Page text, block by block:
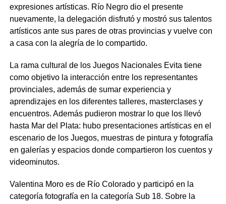
expresiones artísticas. Río Negro dio el presente
nuevamente, la delegación disfrutó y mostró sus talentos
artísticos ante sus pares de otras provincias y vuelve con
a casa con la alegría de lo compartido.
La rama cultural de los Juegos Nacionales Evita tiene
como objetivo la interacción entre los representantes
provinciales, además de sumar experiencia y
aprendizajes en los diferentes talleres, masterclases y
encuentros. Además pudieron mostrar lo que los llevó
hasta Mar del Plata: hubo presentaciones artísticas en el
escenario de los Juegos, muestras de pintura y fotografía
en galerías y espacios donde compartieron los cuentos y
videominutos.
Valentina Moro es de Río Colorado y participó en la
categoría fotografía en la categoría Sub 18. Sobre la